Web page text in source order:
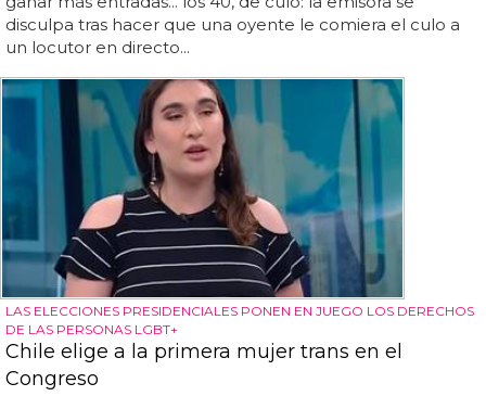
disculpa tras hacer que una oyente le comiera el culo a
un locutor en directo...
LAS ELECCIONES PRESIDENCIALES PONEN EN JUEGO LOS DERECHOS
DE LAS PERSONAS LGBT+
Chile elige a la primera mujer trans en el
Congreso